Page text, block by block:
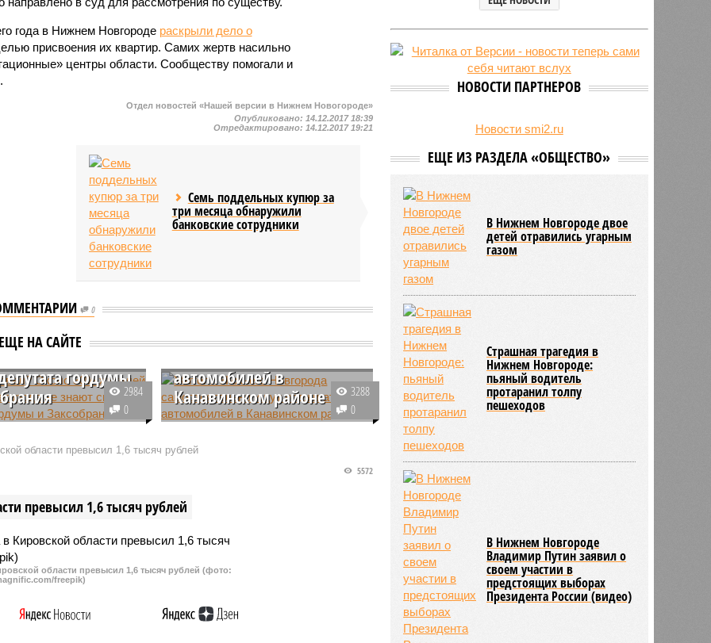
года в Нижнем Новгороде раскрыли дело о
присвоения их квартир. Самих жертв насильно
центры области. Сообществу помогали и
Отдел новостей «Нашей версии в Нижнем Новогороде»
Опубликовано: 14.12.2017 18:39
Отредактировано: 14.12.2017 19:21
Семь поддельных купюр за
три месяца обнаружили
банковские сотрудники
0
ЕЩЕ НА САЙТЕ
Около
Нижнего
не знают
гордумы
жителей Нижнего
своего депутата
региона, что
с повышенными явками
на сентябрьских
2984
0
Новгорода
самостоятельно ищут
автомобилей в
Канавинском районе
Жители Гордеевки в Нижнем
результатов проверки полиции
после очередного поджога сразу
вышли на поиски варваров
машины горят с пугающей
полиции до сих пор не дали
3288
0
области превысил 1,6 тысяч рублей
превысил 1,6 тысяч рублей
5572
области превысил 1,6 тысяч рублей (фото:
freepik)
Гострудинспекция выявила
нарушения после несчастного
Режим работы местных детских
садов собираются продлить
бабушкам
НОВОСТИ ПАРТНЕРОВ
Новости smi2.ru
ЕЩЕ ИЗ РАЗДЕЛА «ОБЩЕСТВО»
В Нижнем Новгороде двое
детей отравились угарным
газом
Страшная трагедия в
Нижнем Новгороде:
пьяный водитель
протаранил толпу
пешеходов
В Нижнем Новгороде
Владимир Путин заявил о
своем участии в
предстоящих выборах
Президента России (видео)